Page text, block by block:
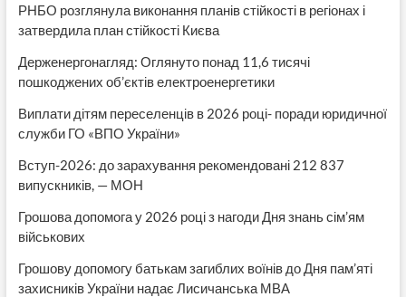
РНБО розглянула виконання планів стійкості в регіонах і
затвердила план стійкості Києва
Держенергонагляд: Оглянуто понад 11,6 тисячі
пошкоджених об’єктів електроенергетики
Виплати дітям переселенців в 2026 році- поради юридичної
служби ГО «ВПО України»
Вступ-2026: до зарахування рекомендовані 212 837
випускників, — МОН
Грошова допомога у 2026 році з нагоди Дня знань сім’ям
військових
Грошову допомогу батькам загиблих воїнів до Дня пам’яті
захисників України надає Лисичанська МВА